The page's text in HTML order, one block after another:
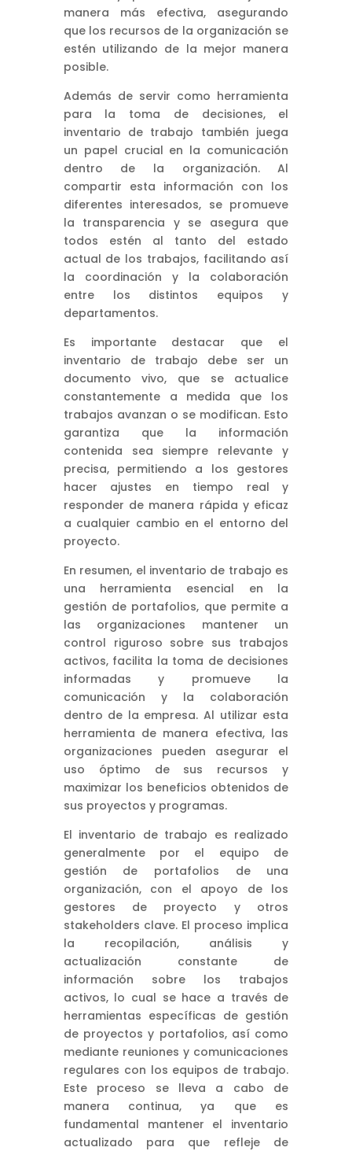
manera más efectiva, asegurando
que los recursos de la organización se
estén utilizando de la mejor manera
posible.
Además de servir como herramienta
para la toma de decisiones, el
inventario de trabajo también juega
un papel crucial en la comunicación
dentro de la organización. Al
compartir esta información con los
diferentes interesados, se promueve
la transparencia y se asegura que
todos estén al tanto del estado
actual de los trabajos, facilitando así
la coordinación y la colaboración
entre los distintos equipos y
departamentos.
Es importante destacar que el
inventario de trabajo debe ser un
documento vivo, que se actualice
constantemente a medida que los
trabajos avanzan o se modifican. Esto
garantiza que la información
contenida sea siempre relevante y
precisa, permitiendo a los gestores
hacer ajustes en tiempo real y
responder de manera rápida y eficaz
a cualquier cambio en el entorno del
proyecto.
En resumen, el inventario de trabajo es
una herramienta esencial en la
gestión de portafolios, que permite a
las organizaciones mantener un
control riguroso sobre sus trabajos
activos, facilita la toma de decisiones
informadas y promueve la
comunicación y la colaboración
dentro de la empresa. Al utilizar esta
herramienta de manera efectiva, las
organizaciones pueden asegurar el
uso óptimo de sus recursos y
maximizar los beneficios obtenidos de
sus proyectos y programas.
El inventario de trabajo es realizado
generalmente por el equipo de
gestión de portafolios de una
organización, con el apoyo de los
gestores de proyecto y otros
stakeholders clave. El proceso implica
la recopilación, análisis y
actualización constante de
información sobre los trabajos
activos, lo cual se hace a través de
herramientas específicas de gestión
de proyectos y portafolios, así como
mediante reuniones y comunicaciones
regulares con los equipos de trabajo.
Este proceso se lleva a cabo de
manera continua, ya que es
fundamental mantener el inventario
actualizado para que refleje de